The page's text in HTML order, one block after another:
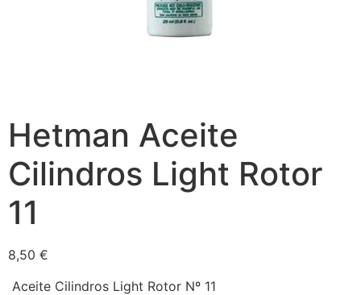
Hetman Aceite
Cilindros Light Rotor
11
8,50 €
Aceite Cilindros Light Rotor Nº 11